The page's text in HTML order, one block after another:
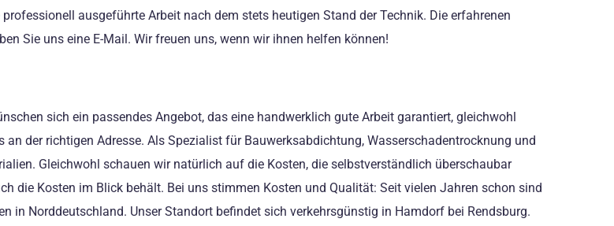
ausgeführte Arbeit nach dem stets heutigen Stand der Technik. Die erfahrenen
Sie uns eine E-Mail. Wir freuen uns, wenn wir ihnen helfen können!
sich ein passendes Angebot, das eine handwerklich gute Arbeit garantiert, gleichwohl
der richtigen Adresse. Als Spezialist für Bauwerksabdichtung, Wasserschadentrocknung und
Gleichwohl schauen wir natürlich auf die Kosten, die selbstverständlich überschaubar
die Kosten im Blick behält. Bei uns stimmen Kosten und Qualität: Seit vielen Jahren schon sind
in Norddeutschland. Unser Standort befindet sich verkehrsgünstig in Hamdorf bei Rendsburg.